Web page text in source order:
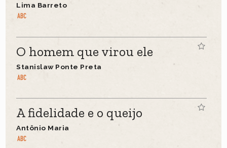
Lima Barreto
O homem que virou ele
Stanislaw Ponte Preta
A fidelidade e o queijo
Antônio Maria